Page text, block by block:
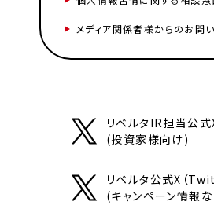
メディア関係者様からのお問
リベルタIR担当公
(投資家様向け)
リベルタ公式X（
(キャンペーン情報